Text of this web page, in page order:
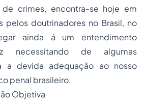
crimes, encontra-se hoje em
pelos doutrinadores no Brasil, no
ainda á um entendimento
necessitando de algumas
a devida adequação ao nosso
penal brasileiro.
Objetiva